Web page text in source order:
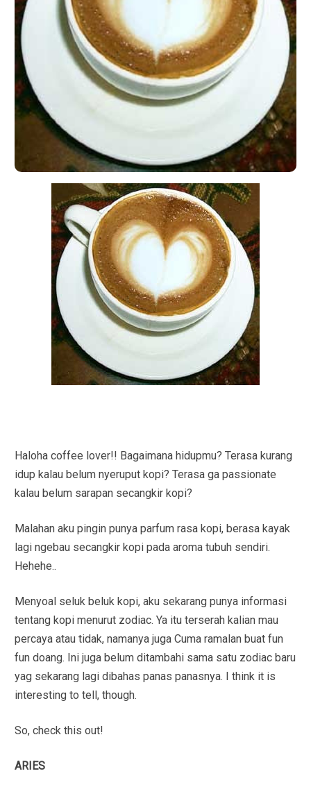
Haloha coffee lover!! Bagaimana hidupmu? Terasa kurang
idup kalau belum nyeruput kopi? Terasa ga passionate
kalau belum sarapan secangkir kopi?
Malahan aku pingin punya parfum rasa kopi, berasa kayak
lagi ngebau secangkir kopi pada aroma tubuh sendiri.
Hehehe..
Menyoal seluk beluk kopi, aku sekarang punya informasi
tentang kopi menurut zodiac. Ya itu terserah kalian mau
percaya atau tidak, namanya juga Cuma ramalan buat fun
fun doang. Ini juga belum ditambahi sama satu zodiac baru
yag sekarang lagi dibahas panas panasnya. I think it is
interesting to tell, though.
So, check this out!
ARIES